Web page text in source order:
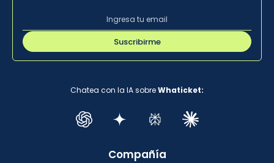
Suscribirme
Chatea con la IA sobreWhaticket:
Compañía